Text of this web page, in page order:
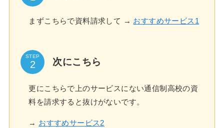
まずこちらで資料請求して → おすすめサービス1
STEP
次にこちら
更にこちらで上のサービスにない通信制高校の資
料を請求すると抜けがないです。
→ おすすめサービス2